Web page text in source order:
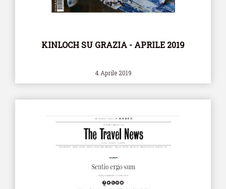
KINLOCH SU GRAZIA - APRILE 2019
4 Aprile 2019